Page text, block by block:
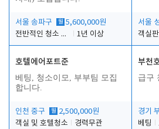
서울 송파구 월 5,600,000원
전반적인 청소 업무(객실청소.객실정리)
1년 이상
서울
호텔에어포트준
베팅, 청소이모, 부부팀 모집
합니다.
인천 중구 월 2,500,000원
객실 및 호텔청소
경력무관
부천
급구
경기
베팅